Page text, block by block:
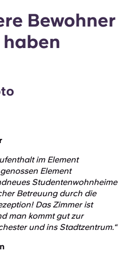
Bewohner
haben
im Element
Element
Studentenwohnheime
Betreuung durch die
Das Zimmer ist
man kommt gut zur
und ins Stadtzentrum.“